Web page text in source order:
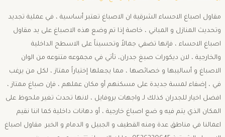
مقاول اصباغ الاحساء الشرقية ان الاصباغ تعتبر أساسية ، في عملية تجديد
وتحديث المنازل و المباني ، خاصة إذا تم وضع هذه الاصباغ على يد مقاول
اصباغ الاحساء ، فإنها تضفي جمالاً وتحسيناً على الاسطح الداخلية
والخارجية ، لان ديكورات صبغ جدران، تأتي في مجموعه متنوعه من الوان
الاصباغ و أساليبها و خصائصها ، مما يجعلها إختياراً ممتاز ، لكل من يرغب
في ، إضفاء لمسة جديدة على مسكنهم أو مكان عملهم ، فإن صباغ ممتاز ،
افضل اخيار للجدران كذلك لـ واجهات بروفايل ، لانها تحدث تغير ملحوظ على
المكان الذي يتم فيه و ضع اصباغ خارجية ، أو دهانات داخلية كما اننا نقيم
اعمالنا في مناطق عدة ومنه القطيف و الجبيل و الدمام و الخبر. مقاول اصباغ